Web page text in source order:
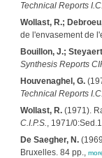
Technical Reports
Wollast, R.;
de l'envasement de
Bouillon, J.;
Synthesis Reports
Houvenaghel, G.
Technical Reports
Wollast, R.(1971).
C.I.P.S., 1971/
De Saegher, N.
Bruxelles. 84 pp.,